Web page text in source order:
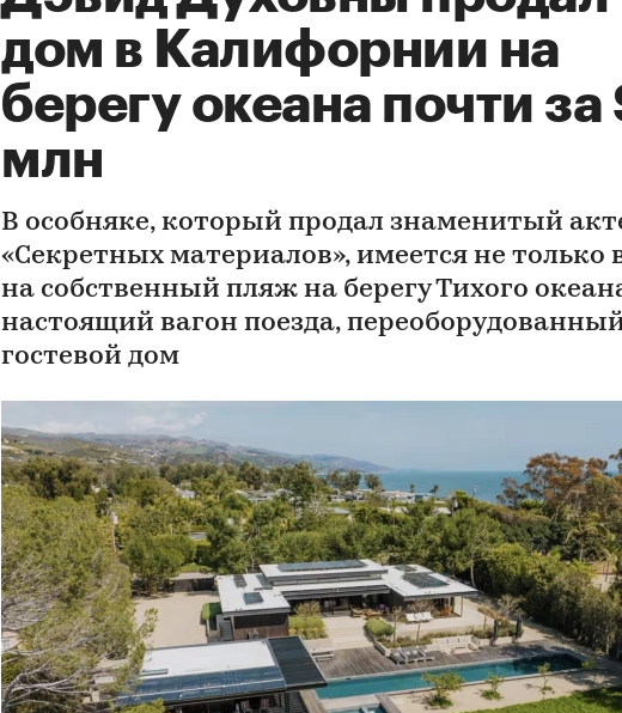
дом в Калифорнии на
берегу океана почти за
млн
В особняке, который продал знаменитый
«Секретных материалов», имеется не только
на собственный пляж на берегу Тихого
настоящий вагон поезда,
гостевой дом